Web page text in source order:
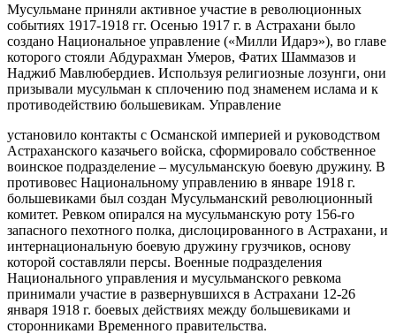
Мусульмане приняли активное участие в революционных
событиях 1917-1918 гг. Осенью 1917 г. в Астрахани было
создано Национальное управление («Милли Идарэ»), во главе
которого стояли Абдурахман Умеров, Фатих Шаммазов и
Наджиб Мавлюбердиев. Используя религиозные лозунги, они
призывали мусульман к сплочению под знаменем ислама и к
противодействию большевикам. Управление
установило контакты с Османской империей и руководством
Астраханского казачьего войска, сформировало собственное
воинское подразделение – мусульманскую боевую дружину. В
противовес Национальному управлению в январе 1918 г.
большевиками был создан Мусульманский революционный
комитет. Ревком опирался на мусульманскую роту 156-го
запасного пехотного полка, дислоцированного в Астрахани, и
интернациональную боевую дружину грузчиков, основу
которой составляли персы. Военные подразделения
Национального управления и мусульманского ревкома
принимали участие в развернувшихся в Астрахани 12-26
января 1918 г. боевых действиях между большевиками и
сторонниками Временного правительства.